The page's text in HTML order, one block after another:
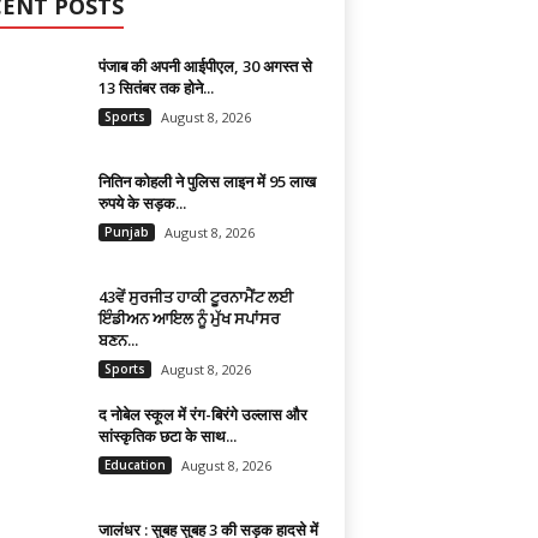
POSTS
पंजाब की अपनी आईपीएल, 30 अगस्त से
13 सितंबर तक होने...
Sports August 8, 2026
नितिन कोहली ने पुलिस लाइन में 95 लाख
रुपये के सड़क...
Punjab August 8, 2026
43ਵੇਂ ਸੁਰਜੀਤ ਹਾਕੀ ਟੂਰਨਾਮੈਂਟ ਲਈ
ਇੰਡੀਅਨ ਆਇਲ ਨੂੰ ਮੁੱਖ ਸਪਾਂਸਰ
ਬਣਨ...
Sports August 8, 2026
द नोबेल स्कूल में रंग-बिरंगे उल्लास और
सांस्कृतिक छटा के साथ...
Education August 8, 2026
जालंधर : सुबह सुबह 3 की सड़क हादसे में